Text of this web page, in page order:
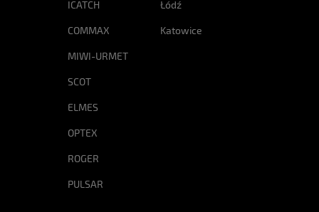
ICATCH
COMMAX
MIWI-URMET
SCOT
ELMES
OPTEX
ROGER
PULSAR
Łódź
Katowice